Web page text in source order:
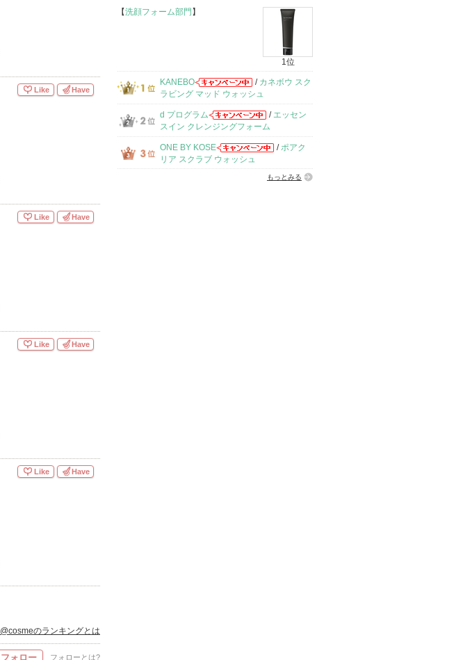
Like Have
Like Have
Like Have
Like Have
@cosmeのランキングとは
フォロー フォローとは?
【洗顔フォーム部門 】
1位
KANEBO / カネボウ スク
ラビング マッド ウォッシュ
d プログラム / エッセン
スイン クレンジングフォーム
ONE BY KOSE /ポアク
リア スクラブ ウォッシュ
もっとみる